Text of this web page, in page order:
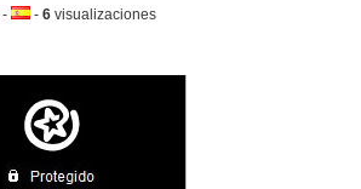
-Idioma:
-6 visualizaciones